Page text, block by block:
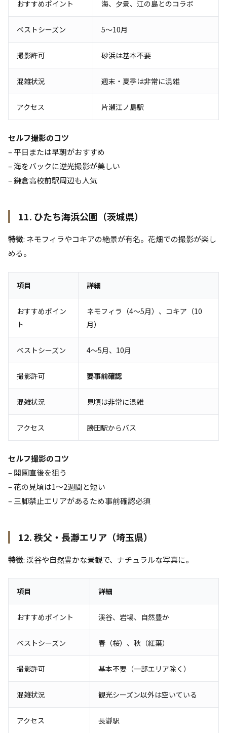
おすすめポイント 海、夕景、江の島とのコラボ
ベストシーズン 5〜10月
撮影許可 砂浜は基本不要
混雑状況 週末・夏季は非常に混雑
アクセス 片瀬江ノ島駅
セルフ撮影のコツ
– 平日または早朝がおすすめ
– 海をバックに逆光撮影が美しい
– 鎌倉高校前駅周辺も人気
11. ひたち海浜公園（茨城県）
特徴: ネモフィラやコキアの絶景が有名。花畑での撮影が楽し
める。
項目 詳細
おすすめポイン
ト
ネモフィラ（4〜5月）、コキア（10
月）
ベストシーズン 4〜5月、10月
撮影許可 要事前確認
混雑状況 見頃は非常に混雑
アクセス 勝田駅からバス
セルフ撮影のコツ
– 開園直後を狙う
– 花の見頃は1〜2週間と短い
– 三脚禁止エリアがあるため事前確認必須
12. 秩父・長瀞エリア（埼玉県）
特徴: 渓谷や自然豊かな景観で、ナチュラルな写真に。
項目 詳細
おすすめポイント 渓谷、岩場、自然豊か
ベストシーズン 春（桜）、秋（紅葉）
撮影許可 基本不要（一部エリア除く）
混雑状況 観光シーズン以外は空いている
アクセス 長瀞駅